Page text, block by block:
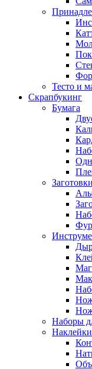
Тесто и
Скрапбукинг
Бумага
Заготовки
Наборы